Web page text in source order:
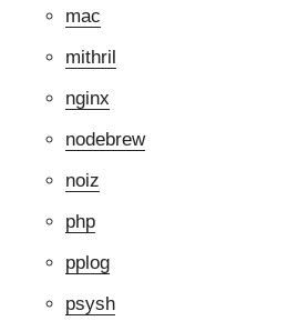
mac
mithril
nginx
nodebrew
noiz
php
pplog
psysh